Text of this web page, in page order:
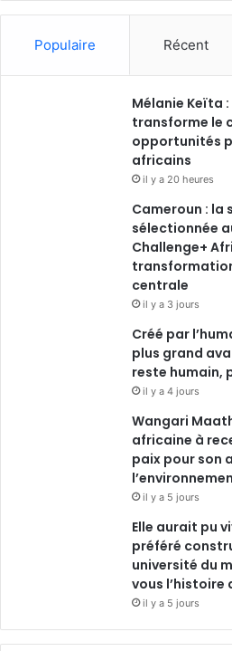
Populaire Récent
Mélanie Keïta
transforme le
opportunités
africains
il y a 20 heures
Cameroun : la
sélectionnée
Challenge+
centrale
il y a 3 jours
Créé par
plus grand
reste humain,
il y a 4 jours
Wangari
africaine à
paix pour son
il y a 5 jours
Elle aurait pu
préféré
université du
vous l’histoire
il y a 5 jours